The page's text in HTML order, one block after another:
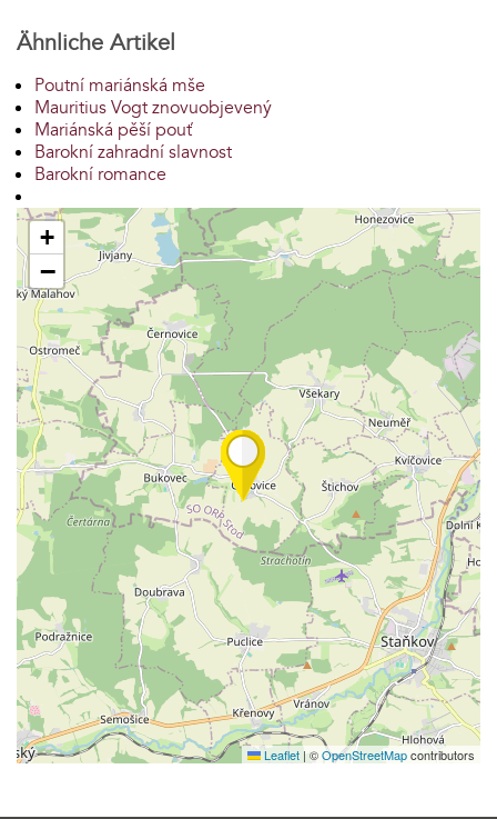
Ähnliche Artikel
Poutní mariánská mše
Mauritius Vogt znovuobjevený
Mariánská pěší pouť
Barokní zahradní slavnost
Barokní romance
+
−
Leaflet | ©OpenStreetMapcontributors